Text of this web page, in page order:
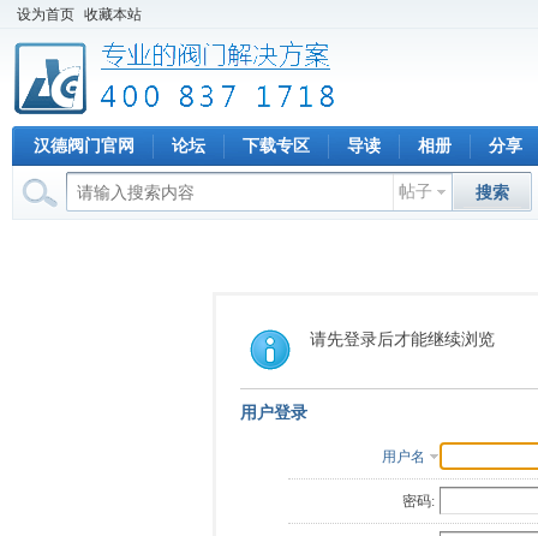
设为首页 收藏本站
汉德阀门官网 论坛 下载专区 导读 相册 分享
帖子 搜索
请先登录后才能继续浏览
用户登录
用户名
密码: